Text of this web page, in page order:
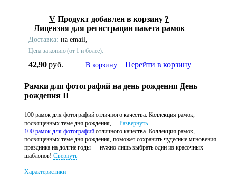
V Продукт добавлен в корзину ?
Лицензия для регистрации пакета рамок
Доставка: на email,
Цена за копию (от 1 и более):
42,90 руб. В корзину Перейти в корзину
Рамки для фотографий на день рождения День
рождения II
100 рамок для фотографий отличного качества. Коллекция рамок,
посвященных теме дня рождения, ... Развернуть
100 рамок для фотографий отличного качества. Коллекция рамок,
посвященных теме дня рождения, поможет сохранить чудесные мгновения
праздника на долгие годы — нужно лишь выбрать один из красочных
шаблонов! Свернуть
Характеристики